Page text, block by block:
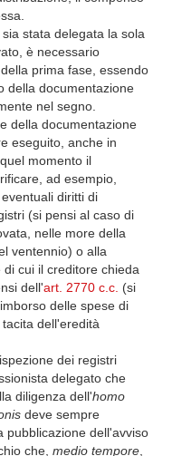
stata delegata la sola
è necessario
prima fase, essendo
della documentazione
nel segno.
della documentazione
eseguito, anche in
momento il
ad esempio,
eventuali diritti di
(si pensi al caso di
nelle more della
ventennio) o alla
cui il creditore chieda
dell'art. 2770 c.c. (si
delle spese di
dell'eredità
dei registri
delegato che
diligenza dell'homo
deve sempre
pubblicazione dell'avviso
che, medio tempore